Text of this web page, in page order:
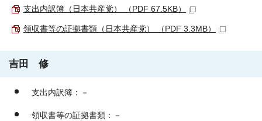
支出内訳簿（日本共産党） （PDF 67.5KB）
領収書等の証拠書類（日本共産党） （PDF 3.3MB）
吉田 修
支出内訳簿：－
領収書等の証拠書類：－